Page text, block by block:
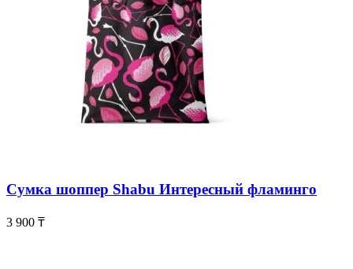
Сумка шоппер Shabu Интересный фламинго
3 900 ₸